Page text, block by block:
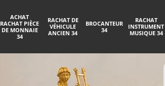
ACHAT
RACHAT PIÈCE
DE MONNAIE
34
RACHAT DE
VÉHICULE
ANCIEN 34
BROCANTEUR
34
RACHAT
INSTRUMENT
MUSIQUE 34